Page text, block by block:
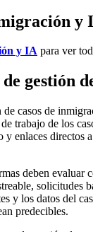
y
y IA para ver
gestión
casos de
trabajo de los
enlaces directos
deben
y los datos del
predecibles.